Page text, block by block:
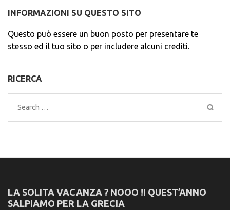
INFORMAZIONI SU QUESTO SITO
Questo può essere un buon posto per presentare te
stesso ed il tuo sito o per includere alcuni crediti.
RICERCA
Search
for:
LA SOLITA VACANZA ? NOOO !! QUEST’ANNO
SALPIAMO PER LA GRECIA